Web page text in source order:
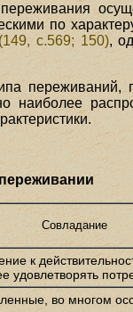
по
(149, с.569; 150),
переживаний,
Совладание
к
удовлетворять
во многом